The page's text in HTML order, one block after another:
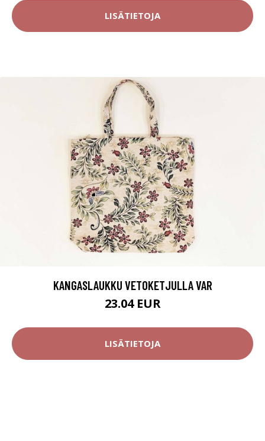
LISÄTIETOJA
KANGASLAUKKU VETOKETJULLA VAR
23.04 EUR
LISÄTIETOJA